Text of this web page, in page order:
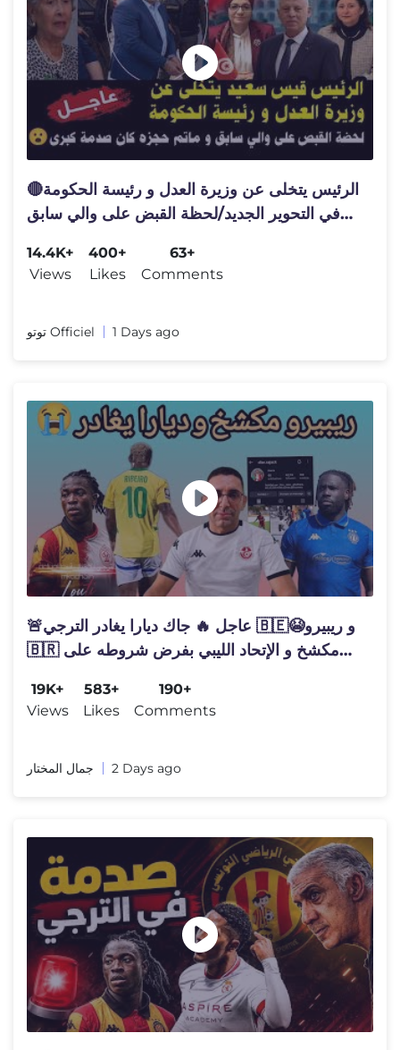
🔴الرئيس يتخلى عن وزيرة العدل و رئيسة الحكومة
في التحوير الجديد/لحظة القبض على والي سابق
14.4K+
Views
400+
Likes
63+
Comments
توتو Officiel 1 Days ago
🚨عاجل 🔥 جاك ديارا يغادر الترجي 🇧🇪😭و ريبيرو
🇧🇷 مكشخ و الإتحاد الليبي بفرض شروطه على
19K+
Views
583+
Likes
190+
Comments
جمال المختار 2 Days ago